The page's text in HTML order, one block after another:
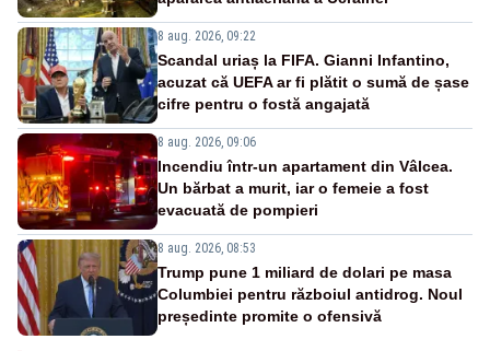
8 aug. 2026, 09:22
Scandal uriaș la FIFA. Gianni Infantino,
acuzat că UEFA ar fi plătit o sumă de șase
cifre pentru o fostă angajată
8 aug. 2026, 09:06
Incendiu într-un apartament din Vâlcea.
Un bărbat a murit, iar o femeie a fost
evacuată de pompieri
8 aug. 2026, 08:53
Trump pune 1 miliard de dolari pe masa
Columbiei pentru războiul antidrog. Noul
președinte promite o ofensivă